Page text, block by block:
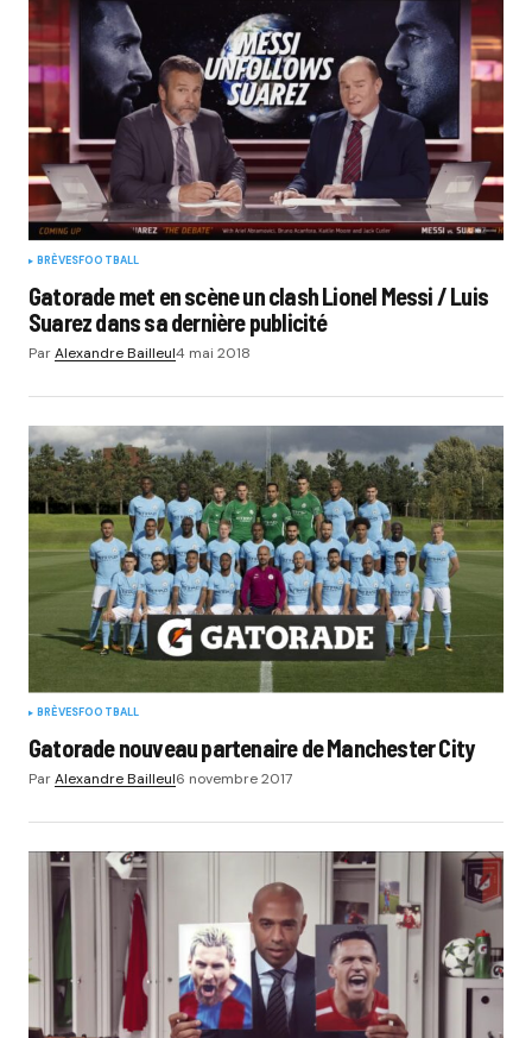
BRÈVESFOOTBALL
Gatorade met en scène un clash Lionel Messi / Luis
Suarez dans sa dernière publicité
ParAlexandre Bailleul4 mai 2018
BRÈVESFOOTBALL
Gatorade nouveau partenaire de Manchester City
ParAlexandre Bailleul6 novembre 2017